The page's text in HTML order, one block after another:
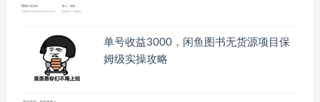
单号收益3000，闲鱼图书无货源项目保
姆级实操攻略